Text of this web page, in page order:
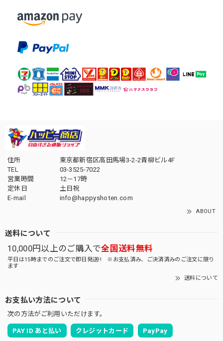
住所
東京都新宿区高田馬場3-2-2青柳ビル4F
TEL
03-3525-7022
営業時間
12－17時
定休日
土日祝
E-mail
info@happyshoten.com
ABOUT
送料について
10,000円以上のご購入で全国送料無料
平日は15時までのご注文で即日発送!! ※お支払済み、ご決済済みのご注文に限り
ます
送料について
お支払い方法について
次の方法がご利用いただけます。
PAY ID あと払い クレジットカード PayPay